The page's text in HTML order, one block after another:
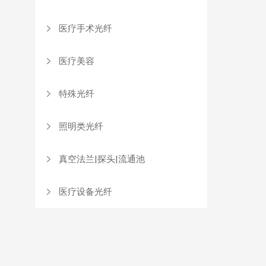
医疗手术光纤
医疗美容
特殊光纤
照明类光纤
真空法兰|探头|流通池
医疗设备光纤